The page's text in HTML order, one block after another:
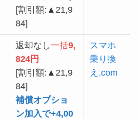
[割引額:▲21,9
84]
返却なし一括9,
824円
[割引額:▲21,9
84]
補償オプショ
ン加入で+4,00
スマホ
乗り換
え.com